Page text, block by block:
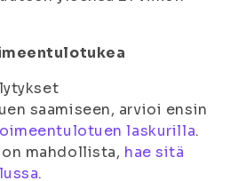
saamiseen, arvioi ensin
laskurilla.
mahdollista, hae sitä
.